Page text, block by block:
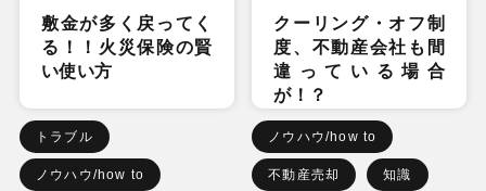
敷金が多く戻ってく
る！！火災保険の賢
い使い方
トラブル
ノウハウ/how to
クーリング・オフ制
度、不動産会社も間
違っている場合
が！？
ノウハウ/how to
不動産売却 知識